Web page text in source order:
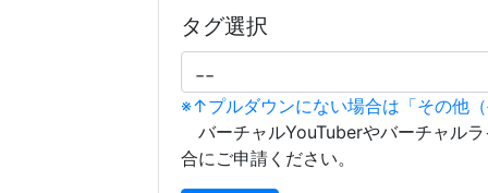
タグ選択
※↑プルダウンにない場合は「その他
バーチャルYouTuberやバーチャル
合にご申請ください。